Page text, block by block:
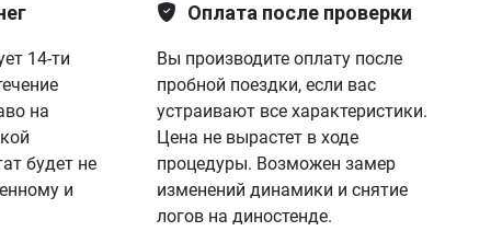
14-ти
на
будет не
и
Оплата после проверки
Вы производите оплату после
пробной поездки, если вас
устраивают все характеристики.
Цена не вырастет в ходе
процедуры. Возможен замер
изменений динамики и снятие
логов на диностенде.